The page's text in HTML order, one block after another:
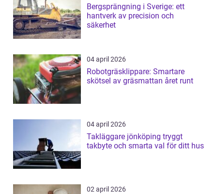
Bergsprängning i Sverige: ett
hantverk av precision och
säkerhet
04 april 2026
Robotgräsklippare: Smartare
skötsel av gräsmattan året runt
04 april 2026
Takläggare jönköping tryggt
takbyte och smarta val för ditt hus
02 april 2026